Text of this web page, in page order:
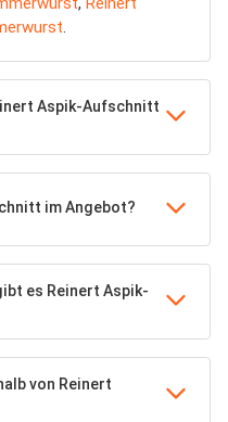
.
Aspik­-Aufschnitt
im Angebot?
es Reinert Aspik­-
von Reinert